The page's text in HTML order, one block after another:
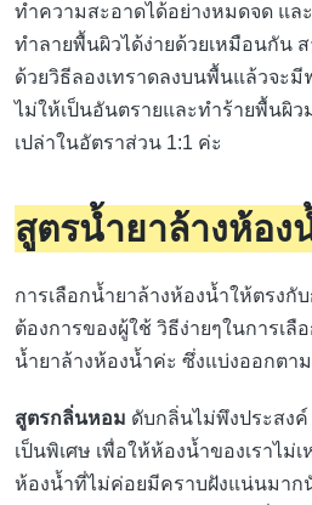
ทำความสะอาดได้อย่างหมดจด แล
ทำลายพื้นผิวได้ง่ายด้วยเหมือนกัน
ด้วยวิธีลองเทราดลงบนพื้นแล้วจะ
ไม่ให้เป็นอันตรายและทำร้ายพื้นผิ
เปล่าในอัตราส่วน 1:1 ค่ะ
สูตรน้ำยาล้างห้อง
การเลือกน้ำยาล้างห้องน้ำให้ตรงกั
ต้องการของผู้ใช้ วิธีง่ายๆในการเลื
น้ำยาล้างห้องน้ำค่ะ ซึ่งแบ่งออกตา
สูตรกลิ่นหอม ดับกลิ่นไม่พึงประสง
เป็นพิเศษ เพื่อให้ห้องน้ำของเราไม่
ห้องน้ำที่ไม่ค่อยมีคราบฝังแน่นมาก